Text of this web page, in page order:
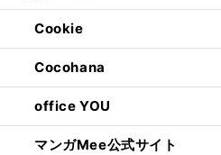
Cookie
Cocohana
office YOU
マンガMee公式サイト